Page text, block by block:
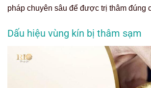
pháp chuyên sâu để được trị thâm đúng
Dấu hiệu vùng kín bị thâm sạm